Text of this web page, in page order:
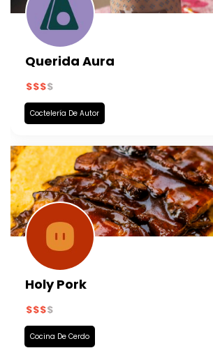
Querida Aura
Coctelería De Autor
Holy Pork
Cocina De Cerdo